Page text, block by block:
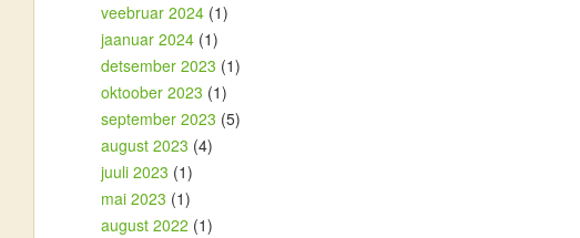
veebruar 2024 (1)
jaanuar 2024 (1)
detsember 2023 (1)
oktoober 2023 (1)
september 2023 (5)
august 2023 (4)
juuli 2023 (1)
mai 2023 (1)
august 2022 (1)